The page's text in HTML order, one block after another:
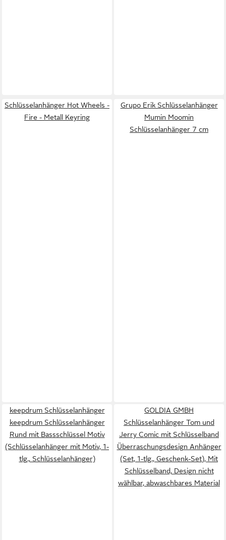
Schlüsselanhänger Hot Wheels -
Fire - Metall Keyring
Grupo Erik Schlüsselanhänger
Mumin Moomin
Schlüsselanhänger 7 cm
keepdrum Schlüsselanhänger
keepdrum Schlüsselanhänger
Rund mit Bassschlüssel Motiv
(Schlüsselanhänger mit Motiv, 1-
tlg., Schlüsselanhänger)
GOLDIA GMBH
Schlüsselanhänger Tom und
Jerry Comic mit Schlüsselband
Überraschungsdesign Anhänger
(Set, 1-tlg., Geschenk-Set), Mit
Schlüsselband, Design nicht
wählbar, abwaschbares Material